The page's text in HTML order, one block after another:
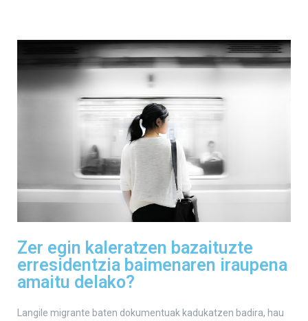
Zer egin kaleratzen bazaituzte
erresidentzia baimenaren iraupena
amaitu delako?
Langile migrante baten dokumentuak kadukatzen badira, hau